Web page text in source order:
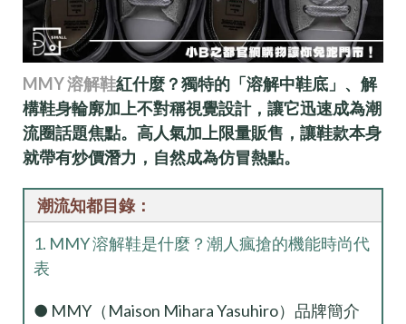
MMY 溶解鞋紅什麼？獨特的「溶解中鞋底」、解
構鞋身輪廓加上不對稱視覺設計，讓它迅速成為潮
流圈話題焦點。高人氣加上限量販售，讓鞋款本身
就帶有炒價潛力，自然成為仿冒熱點。
潮流知都目錄：
1. MMY 溶解鞋是什麼？潮人瘋搶的機能時尚代
表
● MMY（Maison Mihara Yasuhiro）品牌簡介